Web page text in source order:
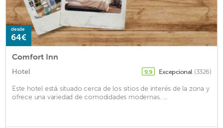
desde
64€
Comfort Inn
Hotel 9,9 Excepcional (3326)
Este hotel está situado cerca de los sitios de interés de la zona y
ofrece una variedad de comodidades modernas. ...